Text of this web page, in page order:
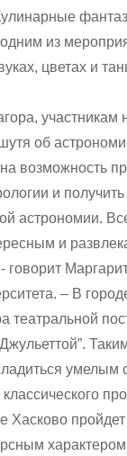
из
цветах и
участникам
об
возможность
и
астрономии.
и
говорит
– В
театральной
умелым
Хасково